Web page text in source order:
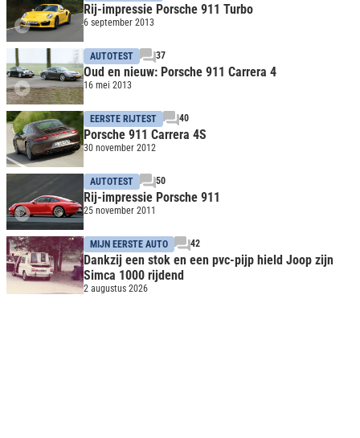
Rij-impressie Porsche 911 Turbo
6 september 2013
AUTOTEST 37
Oud en nieuw: Porsche 911 Carrera 4
16 mei 2013
EERSTE RIJTEST 40
Porsche 911 Carrera 4S
30 november 2012
AUTOTEST 50
Rij-impressie Porsche 911
25 november 2011
MIJN EERSTE AUTO 42
Dankzij een stok en een pvc-pijp hield Joop zijn
Simca 1000 rijdend
2 augustus 2026